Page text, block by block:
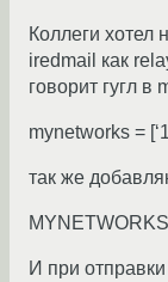
Коллеги хотел
iredmail как
говорит гугл в
mynetworks =
так же
MYNETWORKS
И при